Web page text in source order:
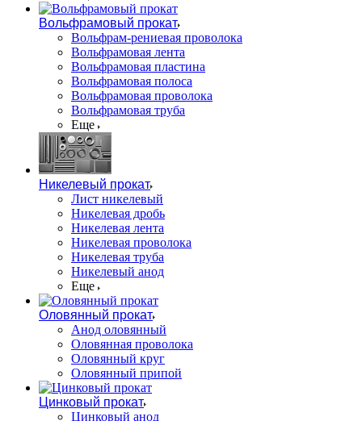
Вольфрамовый прокат
Вольфрам-рениевая проволока
Вольфрамовая лента
Вольфрамовая пластина
Вольфрамовая полоса
Вольфрамовая проволока
Вольфрамовая труба
Еще
Никелевый прокат
Лист никелевый
Никелевая дробь
Никелевая лента
Никелевая проволока
Никелевая труба
Никелевый анод
Еще
Оловянный прокат
Анод оловянный
Оловянная проволока
Оловянный круг
Оловянный припой
Цинковый прокат
Цинковый анод